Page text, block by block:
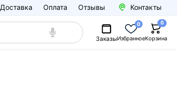
Доставка Оплата Отзывы Контакты
ЗаказыИзбранное
0
Корзина
0